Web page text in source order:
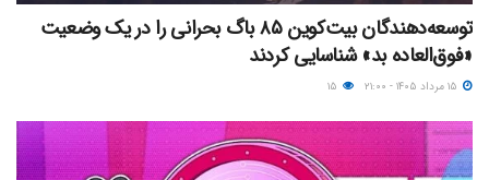
توسعه‌دهندگان بیت‌کوین ۸۵ باگ بحرانی را در یک وضعیت
«فوق‌العاده بد» شناسایی کردند